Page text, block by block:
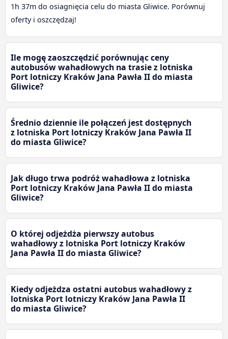
1h 37m do osiagnięcia celu do miasta Gliwice. Porównuj
oferty i oszczędzaj!
Ile mogę zaoszczędzić porównując ceny
autobusów wahadłowych na trasie z lotniska
Port lotniczy Kraków Jana Pawła II do miasta
Gliwice?
Średnio dziennie ile połączeń jest dostępnych
z lotniska Port lotniczy Kraków Jana Pawła II
do miasta Gliwice?
Jak długo trwa podróż wahadłowa z lotniska
Port lotniczy Kraków Jana Pawła II do miasta
Gliwice?
O której odjeżdża pierwszy autobus
wahadłowy z lotniska Port lotniczy Kraków
Jana Pawła II do miasta Gliwice?
Kiedy odjeżdza ostatni autobus wahadłowy z
lotniska Port lotniczy Kraków Jana Pawła II
do miasta Gliwice?